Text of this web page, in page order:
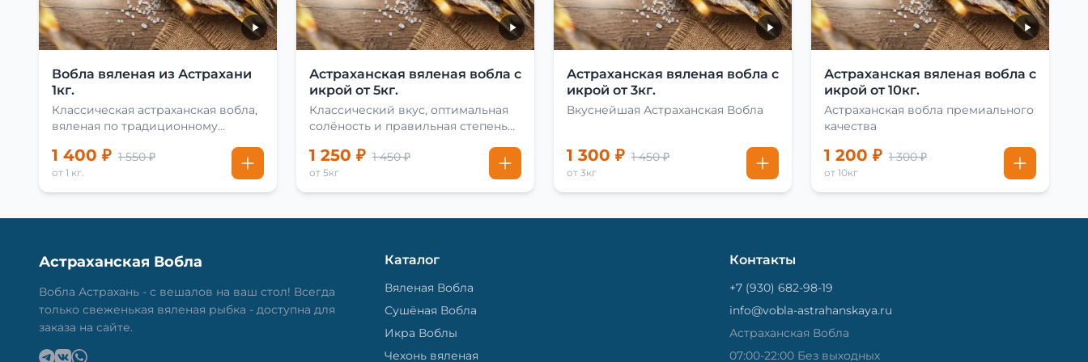
Вобла вяленая из Астрахани
1кг.
Классическая астраханская вобла,
вяленая по традиционному
1 400 ₽ 1 550 ₽
от 1 кг.
Астраханская вяленая вобла с
икрой от 5кг.
Классический вкус, оптимальная
солёность и правильная степень
1 250 ₽ 1 450 ₽
от 5кг
Астраханская вяленая вобла с
икрой от 3кг.
Вкуснейшая Астраханская Вобла
1 300 ₽ 1 450 ₽
от 3кг
Астраханская вяленая вобла с
икрой от 10кг.
Астраханская вобла премиального
качества
1 200 ₽ 1 300 ₽
от 10кг
Астраханская Вобла
Вобла Астрахань - с вешалов на ваш стол! Всегда
только свеженькая вяленая рыбка - доступна для
заказа на сайте.
Каталог
Вяленая Вобла
Сушёная Вобла
Икра Воблы
Чехонь вяленая
Контакты
+7 (930) 682-98-19
info@vobla-astrahanskaya.ru
Астраханская Вобла
07:00-22:00 Без выходных